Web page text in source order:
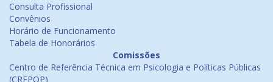
Consulta Profissional
Convênios
Horário de Funcionamento
Tabela de Honorários
Comissões
Centro de Referência Técnica em Psicologia e Políticas Públicas
(CREPOP)